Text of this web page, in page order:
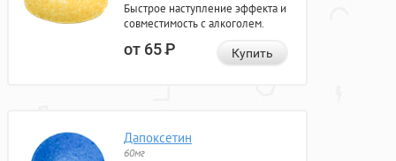
Быстрое наступление эффекта и
совместимость с алкоголем.
от 65Р Купить
Дапоксетин
60мг